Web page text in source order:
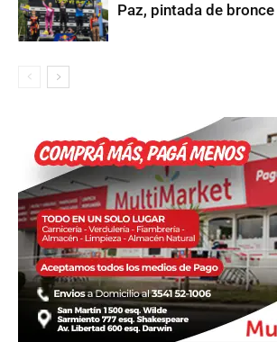
Paz, pintada de